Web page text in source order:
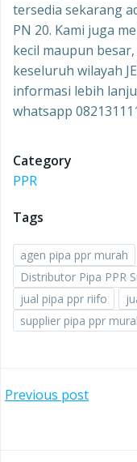
tersedia sekarang
PN 20. Kami juga
kecil maupun
keseluruh wilayah
informasi lebih
whatsapp
Category
PPR
Tags
agen pipa ppr murah
Distributor Pipa PPR
jual pipa ppr riifo
supplier pipa ppr
Post
Previous post